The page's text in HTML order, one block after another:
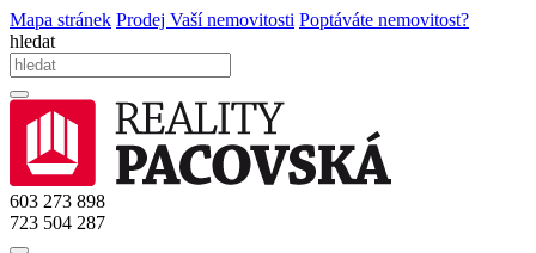
Mapa stránek Prodej Vaší nemovitosti Poptáváte nemovitost?
hledat
603 273 898
723 504 287